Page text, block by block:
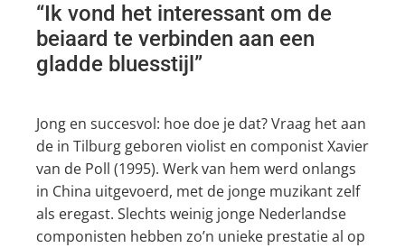
“Ik vond het interessant om de
beiaard te verbinden aan een
gladde bluesstijl”
Jong en succesvol: hoe doe je dat? Vraag het aan
de in Tilburg geboren violist en componist Xavier
van de Poll (1995). Werk van hem werd onlangs
in China uitgevoerd, met de jonge muzikant zelf
als eregast. Slechts weinig jonge Nederlandse
componisten hebben zo’n unieke prestatie al op